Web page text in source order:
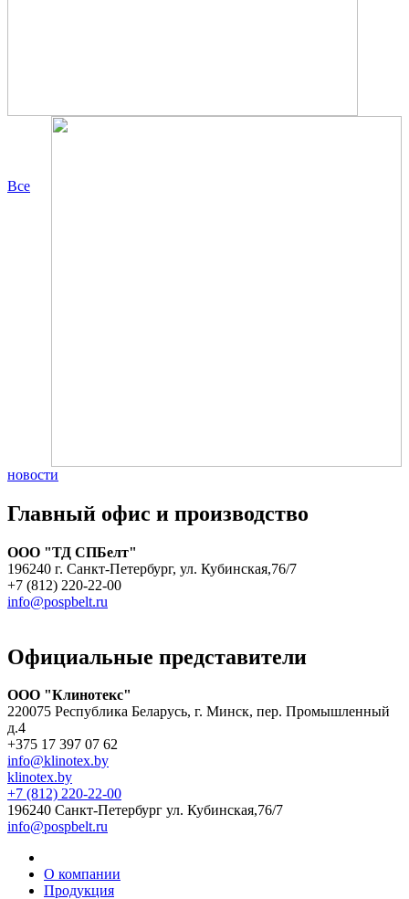
Все
новости
Главный офис и производство
ООО "ТД СПБелт"
196240 г. Санкт-Петербург, ул. Кубинская,76/7
+7 (812) 220-22-00
info@pospbelt.ru
Официальные представители
ООО "Клинотекс"
220075 Республика Беларусь, г. Минск, пер. Промышленный
д.4
+375 17 397 07 62
info@klinotex.by
klinotex.by
+7 (812) 220-22-00
196240 Санкт-Петербург ул. Кубинская,76/7
info@pospbelt.ru
О компании
Продукция